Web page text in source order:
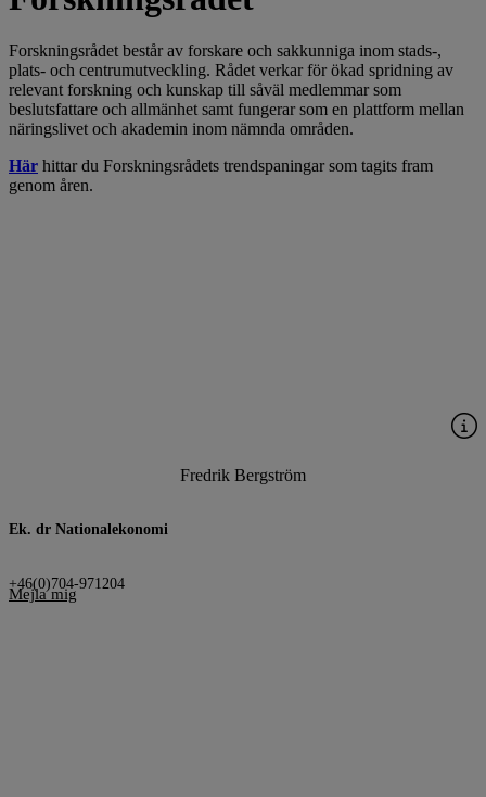
Forskningsrådet består av forskare och sakkunniga inom stads-,
plats- och centrumutveckling. Rådet verkar för ökad spridning av
relevant forskning och kunskap till såväl medlemmar som
beslutsfattare och allmänhet samt fungerar som en plattform mellan
näringslivet och akademin inom nämnda områden.
Här hittar du Forskningsrådets trendspaningar som tagits fram
genom åren.
Fredrik Bergström
Ek. dr Nationalekonomi
+46(0)704-971204
Mejla mig